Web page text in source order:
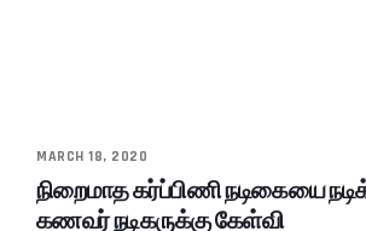
MARCH 18, 2020
நிறைமாத கர்ப்பிணி நடிகையை
கணவர் நடிகருக்கு கேள்வி